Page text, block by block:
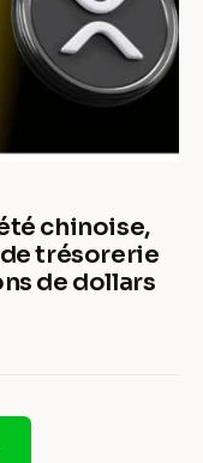
chinoise,
trésorerie
de dollars